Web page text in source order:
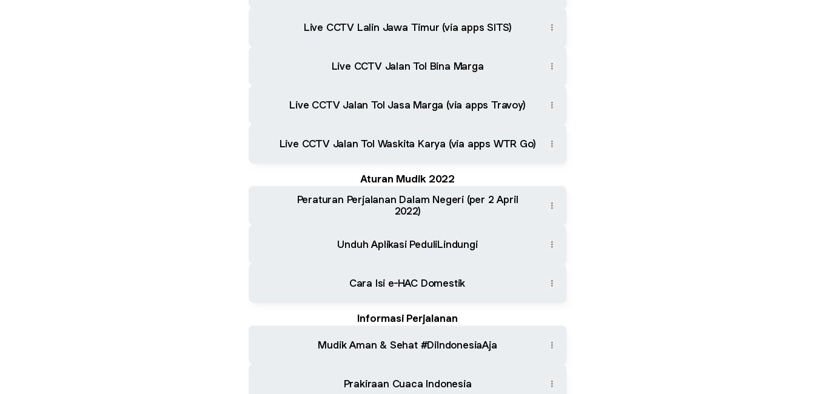
Live CCTV Lalin Jawa Timur (via apps SITS)
Live CCTV Jalan Tol Bina Marga
Live CCTV Jalan Tol Jasa Marga (via apps Travoy)
Live CCTV Jalan Tol Waskita Karya (via apps WTR Go)
Aturan Mudik 2022
Peraturan Perjalanan Dalam Negeri (per 2 April
2022)
Unduh Aplikasi PeduliLindungi
Cara Isi e-HAC Domestik
Informasi Perjalanan
Mudik Aman & Sehat #DiIndonesiaAja
Prakiraan Cuaca Indonesia